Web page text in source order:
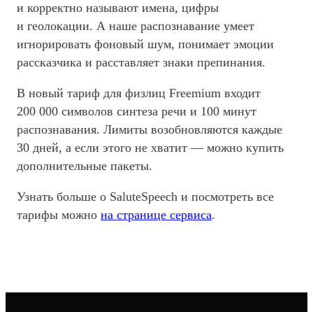
и корректно называют имена, цифры
и геолокации. А наше распознавание умеет
игнорировать фоновый шум, понимает эмоции
рассказчика и расставляет знаки препинания.
В новый тариф для физлиц Freemium входит
200 000 символов синтеза речи и 100 минут
распознавания. Лимиты возобновляются каждые
30 дней, а если этого не хватит — можно купить
дополнительные пакеты.
Узнать больше о SaluteSpeech и посмотреть все
тарифы можно на странице сервиса.